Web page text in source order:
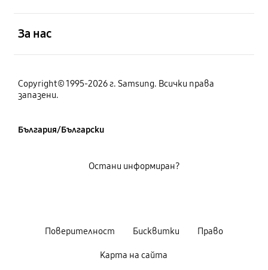
За нас
Copyright© 1995-2026 г. Samsung. Всички права
запазени.
България/Български
Поверителност Бисквитки Право
Карта на сайта
Остани информиран?